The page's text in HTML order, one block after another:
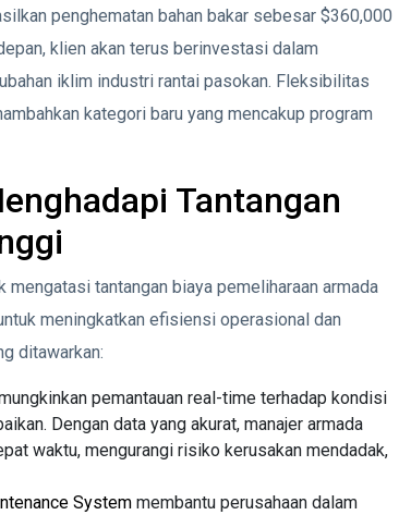
penghematan bahan bakar sebesar $360,000
klien akan terus berinvestasi dalam
iklim industri rantai pasokan. Fleksibilitas
kategori baru yang mencakup program
Tantangan
tantangan biaya pemeliharaan armada
meningkatkan efisiensi operasional dan
ditawarkan:
pemantauan real-time terhadap kondisi
Dengan data yang akurat, manajer armada
waktu, mengurangi risiko kerusakan mendadak,
System membantu perusahaan dalam